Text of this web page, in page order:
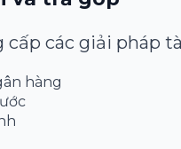
cấp các giải pháp
hàng